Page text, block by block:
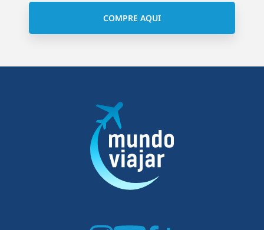
COMPRE AQUI